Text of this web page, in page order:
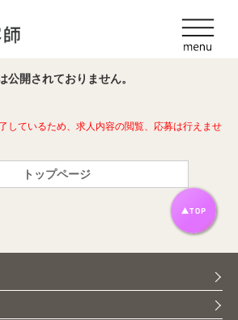
公開されておりません。
しているため、求人内容の閲覧、応募は行えませ
トップページ